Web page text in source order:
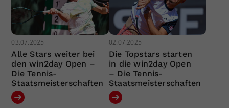
03.07.2025
Alle Stars weiter bei
den win2day Open –
Die Tennis-
Staatsmeisterschaften
02.07.2025
Die Topstars starten
in die win2day Open
– Die Tennis-
Staatsmeisterschaften